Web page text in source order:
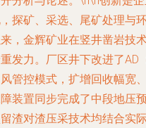
探矿、采选、尾矿处理与
，金辉矿业在竖井凿岩技
发力。厂区井下改进了AD
管控模式，扩增回收幅宽
装置同步完成了中段地压
渣对渣压采技术均结合实